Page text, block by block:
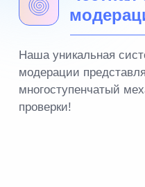
Наша уникальная
модерации
многоступенчатый
проверки!